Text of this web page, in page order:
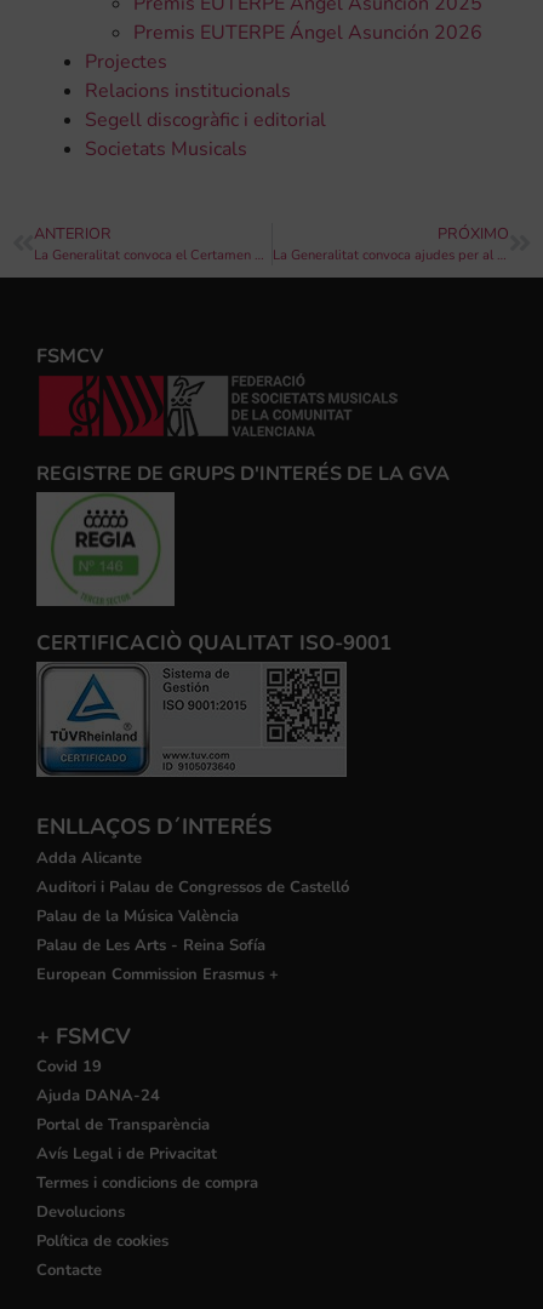
Premis EUTERPE Ángel Asunción 2026
Projectes
Relacions institucionals
Segell discogràfic i editorial
Societats Musicals
ANTERIOR
La Generalitat convoca el Certamen de Bandes Juvenils de la Comunitat Valenciana 2019
PRÓXIMO
La Generalitat convoca ajudes per al desenvolupament de programes de foment de la igualtat
FSMCV
REGISTRE DE GRUPS D'INTERÉS DE LA GVA
CERTIFICACIÒ QUALITAT ISO-9001
ENLLAÇOS D´INTERÉS
Adda Alicante
Auditori i Palau de Congressos de Castelló
Palau de la Música València
Palau de Les Arts - Reina Sofía
European Commission Erasmus +
+ FSMCV
Covid 19
Ajuda DANA-24
Portal de Transparència
Avís Legal i de Privacitat
Termes i condicions de compra
Devolucions
Política de cookies
Contacte